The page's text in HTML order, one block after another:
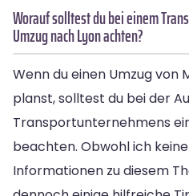
Worauf solltest du bei einem
Umzug nach Lyon achten?
Wenn du einen Umzug von
planst, solltest du bei der
Transportunternehmens
beachten. Obwohl ich
Informationen zu diesem